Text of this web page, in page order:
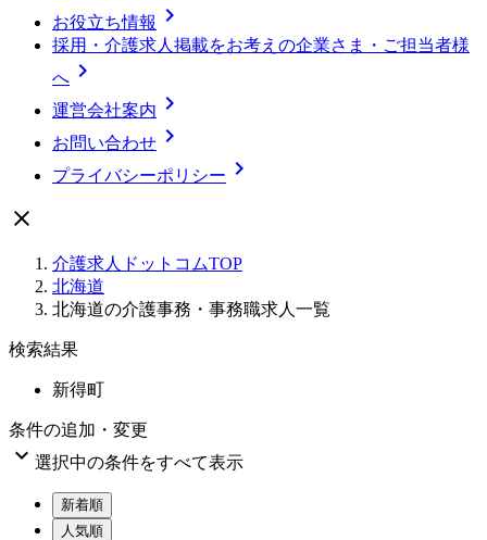
お役立ち情報 
採用・介護求人掲載をお考えの企業さま・ご担当者様
へ 
運営会社案内 
お問い合わせ 
プライバシーポリシー 

介護求人ドットコムTOP
北海道
北海道の介護事務・事務職求人一覧
検索結果
新得町
条件の追加・変更
 選択中の条件をすべて表示
新着順
人気順